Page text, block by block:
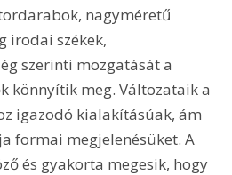
nagyméretű
irodai székek,
szerinti mozgatását a
könnyítik meg. Változataik a
igazodó kialakításúak, ám
formai megjelenésüket. A
és gyakorta megesik, hogy